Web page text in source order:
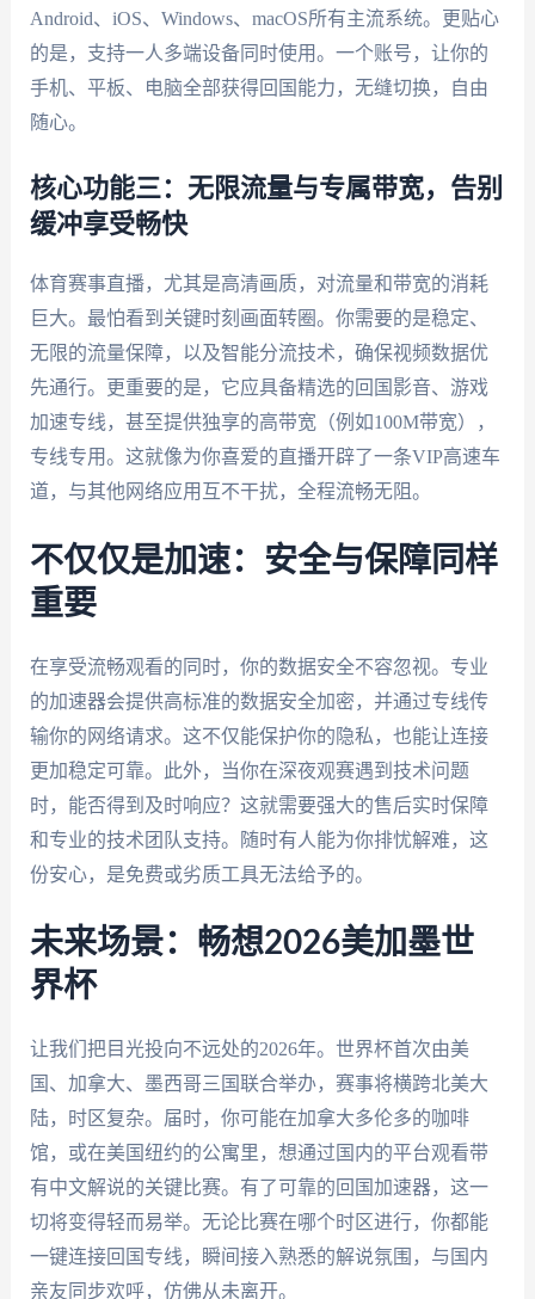
Android、iOS、Windows、macOS所有主流系统。更贴心
的是，支持一人多端设备同时使用。一个账号，让你的
手机、平板、电脑全部获得回国能力，无缝切换，自由
随心。
核心功能三：无限流量与专属带宽，告别
缓冲享受畅快
体育赛事直播，尤其是高清画质，对流量和带宽的消耗
巨大。最怕看到关键时刻画面转圈。你需要的是稳定、
无限的流量保障，以及智能分流技术，确保视频数据优
先通行。更重要的是，它应具备精选的回国影音、游戏
加速专线，甚至提供独享的高带宽（例如100M带宽），
专线专用。这就像为你喜爱的直播开辟了一条VIP高速车
道，与其他网络应用互不干扰，全程流畅无阻。
不仅仅是加速：安全与保障同样
重要
在享受流畅观看的同时，你的数据安全不容忽视。专业
的加速器会提供高标准的数据安全加密，并通过专线传
输你的网络请求。这不仅能保护你的隐私，也能让连接
更加稳定可靠。此外，当你在深夜观赛遇到技术问题
时，能否得到及时响应？这就需要强大的售后实时保障
和专业的技术团队支持。随时有人能为你排忧解难，这
份安心，是免费或劣质工具无法给予的。
未来场景：畅想2026美加墨世
界杯
让我们把目光投向不远处的2026年。世界杯首次由美
国、加拿大、墨西哥三国联合举办，赛事将横跨北美大
陆，时区复杂。届时，你可能在加拿大多伦多的咖啡
馆，或在美国纽约的公寓里，想通过国内的平台观看带
有中文解说的关键比赛。有了可靠的回国加速器，这一
切将变得轻而易举。无论比赛在哪个时区进行，你都能
一键连接回国专线，瞬间接入熟悉的解说氛围，与国内
亲友同步欢呼，仿佛从未离开。